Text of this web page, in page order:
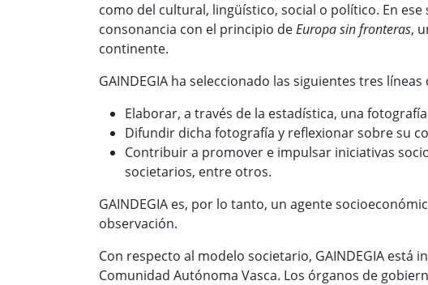
como del cultural, lingüístico, social o político. En
consonancia con el principio deEuropa sin fronteras,
continente.
GAINDEGIA ha seleccionado las siguientes tres
Elaborar, a través de la estadística, una
Difundir dicha fotografía y reflexionar sobre su
Contribuir a promover e impulsar iniciativas
societarios, entre otros.
GAINDEGIA es, por lo tanto, un agente
observación.
Con respecto al modelo societario, GAINDEGIA está
Comunidad Autónoma Vasca. Los órganos de